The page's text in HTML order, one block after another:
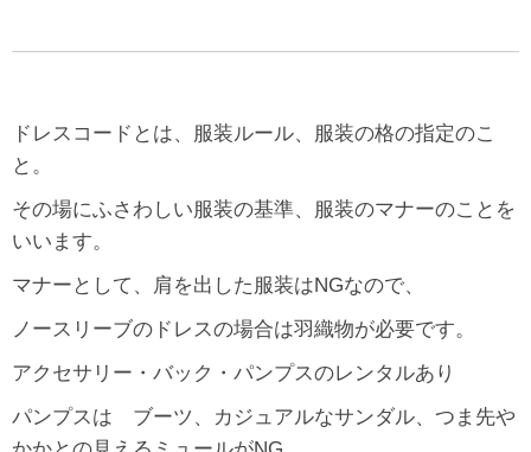
ドレスコードとは、服装ルール、服装の格の指定のこ
と。
その場にふさわしい服装の基準、服装のマナーのことを
いいます。
マナーとして、肩を出した服装はNGなので、
ノースリーブのドレスの場合は羽織物が必要です。
アクセサリー・バック・パンプスのレンタルあり
パンプスは ブーツ、カジュアルなサンダル、つま先や